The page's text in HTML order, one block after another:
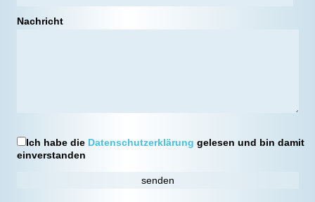
Nachricht
Ich habe die Datenschutzerklärung gelesen und bin damit
einverstanden